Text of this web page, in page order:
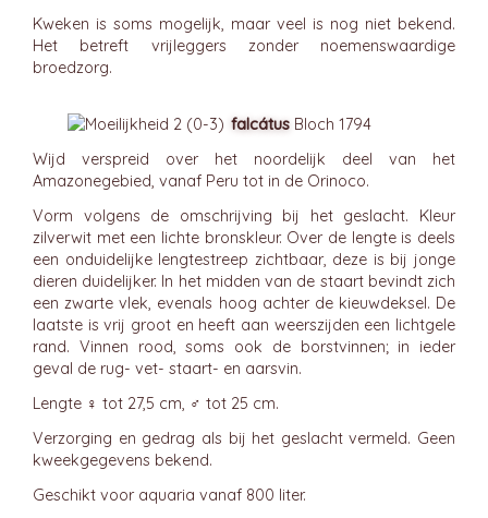
Kweken is soms mogelijk, maar veel is nog niet bekend.
Het betreft vrijleggers zonder noemenswaardige
broedzorg.
falcátus Bloch 1794
Wijd verspreid over het noordelijk deel van het
Amazonegebied, vanaf Peru tot in de Orinoco.
Vorm volgens de omschrijving bij het geslacht. Kleur
zilverwit met een lichte bronskleur. Over de lengte is deels
een onduidelijke lengtestreep zichtbaar, deze is bij jonge
dieren duidelijker. In het midden van de staart bevindt zich
een zwarte vlek, evenals hoog achter de kieuwdeksel. De
laatste is vrij groot en heeft aan weerszijden een lichtgele
rand. Vinnen rood, soms ook de borstvinnen; in ieder
geval de rug- vet- staart- en aarsvin.
Lengte ♀ tot 27,5 cm, ♂ tot 25 cm.
Verzorging en gedrag als bij het geslacht vermeld. Geen
kweekgegevens bekend.
Geschikt voor aquaria vanaf 800 liter.